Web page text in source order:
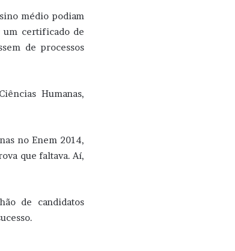
médio podiam
um certificado de
de processos
Humanas,
no Enem 2014,
que faltava. Aí,
de candidatos